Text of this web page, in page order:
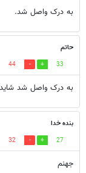
به درک واصل شد.
حاتم
33
44
به درک واصل شد شاید
بنده خدا
27
32
جهنم